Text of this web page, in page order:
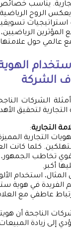
يناسب
الروح
استراتيجيات
المؤثرين
عالمي حول علامتها
الهوية
الشركة
الشركات
لتحقيق
التجارية:
التجارية
كلما كانت
تخاطب
أكبر.
استخدام
الفريدة في هوية
عاطفي مع
الناجحة أن
إلى زيادة